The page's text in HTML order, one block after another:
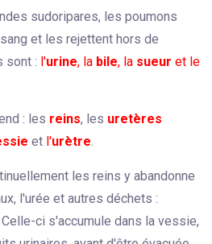
sudoripares, les poumons
et les rejettent hors de
sont : l'urine, la bile, la sueur et le
: les reins, les uretères
et l'urètre
les reins y abandonne
l'urée et autres déchets :
ci s'accumule dans la vessie,